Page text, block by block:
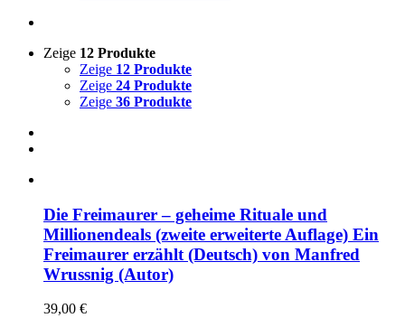
Zeige 12 Produkte
Zeige 12 Produkte
Zeige 24 Produkte
Zeige 36 Produkte
Die Freimaurer – geheime Rituale und
Millionendeals (zweite erweiterte Auflage) Ein
Freimaurer erzählt (Deutsch) von Manfred
Wrussnig (Autor)
39,00 €